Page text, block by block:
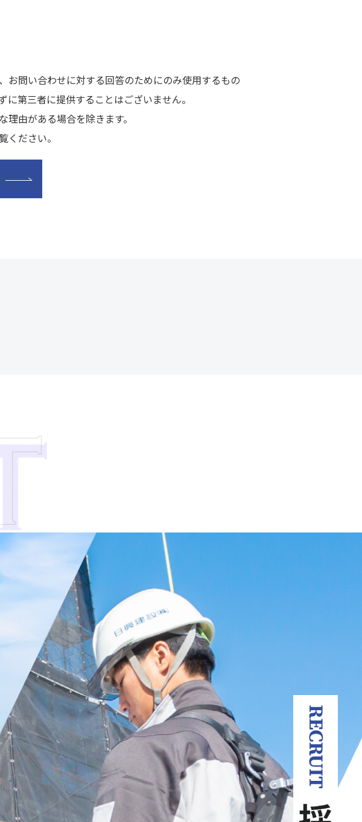
お問い合わせに対する回答のためにのみ使用するもの
に第三者に提供することはございません。
由がある場合を除きます。
ください。